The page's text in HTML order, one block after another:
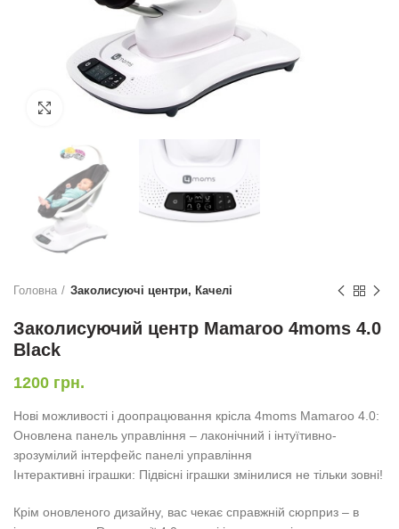
Натисніть, щоб збільшити
Головна Заколисуючі центри, Качелі
Заколисуючий центр Mamaroo 4moms 4.0
Black
1200 грн.
Нові можливості і доопрацювання крісла 4moms Mamaroo 4.0:
Оновлена панель управління – лаконічний і інтуїтивно-
зрозумілий інтерфейс панелі управління
Інтерактивні іграшки: Підвісні іграшки змінилися не тільки зовні!
Крім оновленого дизайну, вас чекає справжній сюрприз – в